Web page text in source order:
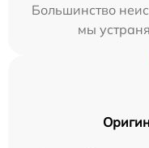
Большинство
мы